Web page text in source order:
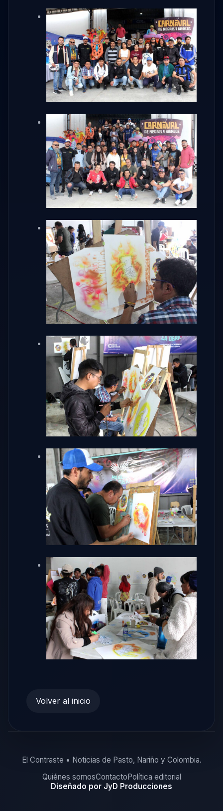
Volver al inicio
El Contraste • Noticias de Pasto, Nariño y Colombia.
Quiénes somosContacto Política editorial
Diseñado por JyD Producciones